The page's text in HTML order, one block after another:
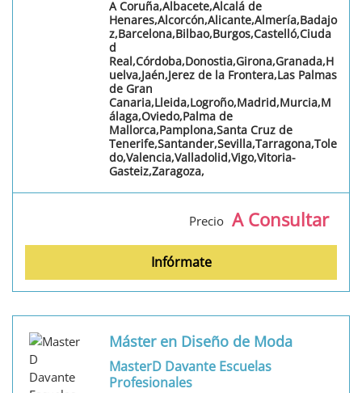
A Coruña,Albacete,Alcalá de
Henares,Alcorcón,Alicante,Almería,Badajo
z,Barcelona,Bilbao,Burgos,Castelló,Ciuda
d
Real,Córdoba,Donostia,Girona,Granada,H
uelva,Jaén,Jerez de la Frontera,Las Palmas
de Gran
Canaria,Lleida,Logroño,Madrid,Murcia,M
álaga,Oviedo,Palma de
Mallorca,Pamplona,Santa Cruz de
Tenerife,Santander,Sevilla,Tarragona,Tole
do,Valencia,Valladolid,Vigo,Vitoria-
Gasteiz,Zaragoza,
Precio A Consultar
Infórmate
Máster en Diseño de Moda
MasterD Davante Escuelas
Profesionales